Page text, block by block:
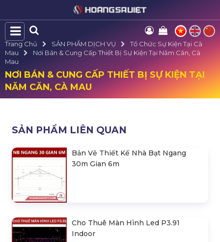
Trang Chủ SẢN PHẨM DỊCH VỤ
Tổ Chức Sự Kiện Tại Cà
Mau
Nơi Bán & Cung Cấp Thiết Bị Sự Kiện Tại Năm Căn, Cà
Mau
NƠI BÁN & CUNG CẤP THIẾT BỊ SỰ KIỆN TẠI
NĂM CĂN, CÀ MAU
SẢN PHẨM LIÊN QUAN
Bản Vẽ Thiết Kế Nhà Bạt Ngang
30m Gian 6m
Cho Thuê Màn Hình Led P3.91
Indoor